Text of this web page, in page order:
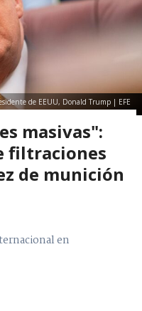
de EEUU, Donald Trump | EFE
masivas":
filtraciones
de munición
en